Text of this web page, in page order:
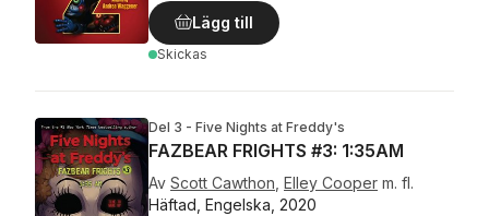
Lägg till
Skickas
Del 3 - Five Nights at Freddy's
FAZBEAR FRIGHTS #3: 1:35AM
Av Scott Cawthon Elley Cooper m. fl.
Häftad, Engelska, 2020